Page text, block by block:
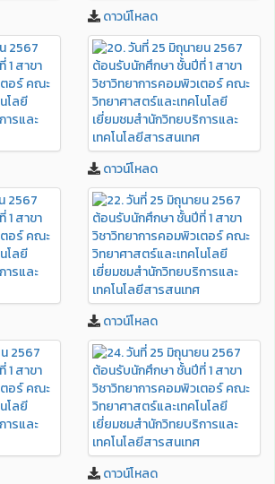
ดาวน์โหลด
ดาวน์โหลด
ดาวน์โหลด
ดาวน์โหลด